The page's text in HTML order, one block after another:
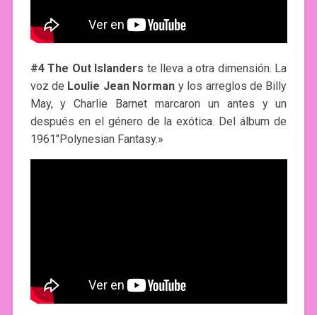
#4 The Out Islanders te lleva a otra dimensión. La
voz de Loulie Jean Norman y los arreglos de Billy
May, y Charlie Barnet marcaron un antes y un
después en el género de la exótica. Del álbum de
1961″Polynesian Fantasy.»